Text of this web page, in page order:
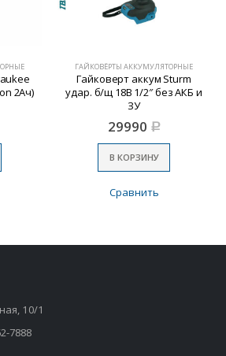
2Ач)
ГАЙКОВЁРТЫ АККУМУЛЯТОРНЫЕ
Гайковерт аккум Sturm
удар. б/щ 18В 1/2″ без АКБ и
ЗУ
29990 Р
В КОРЗИНУ
Сравнить
10/1
7888